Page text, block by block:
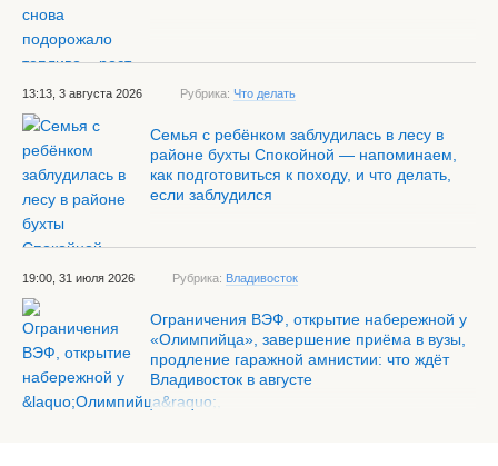
13:13, 3 августа 2026 Рубрика: Что делать
Семья с ребёнком заблудилась в лесу в
районе бухты Спокойной — напоминаем,
как подготовиться к походу, и что делать,
если заблудился
19:00, 31 июля 2026 Рубрика: Владивосток
Ограничения ВЭФ, открытие набережной у
«Олимпийца», завершение приёма в вузы,
продление гаражной амнистии: что ждёт
Владивосток в августе